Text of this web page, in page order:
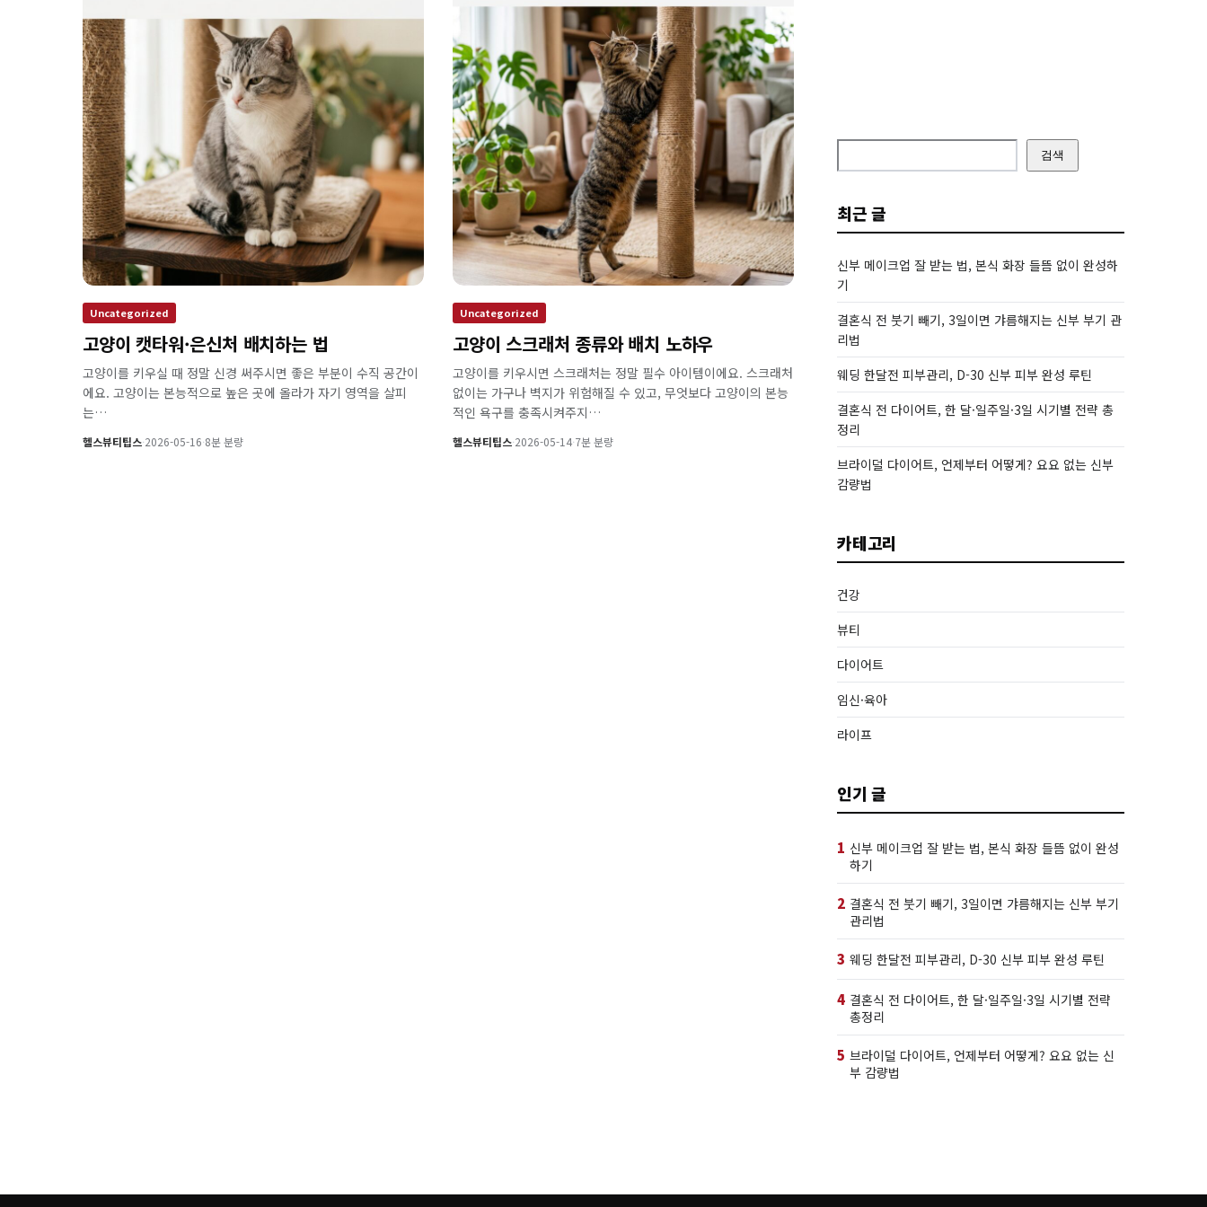
Uncategorized
고양이 캣타워·은신처 배치하는 법
고양이를 키우실 때 정말 신경 써주시면 좋은 부분이 수직 공간이
에요. 고양이는 본능적으로 높은 곳에 올라가 자기 영역을 살피
는…
헬스뷰티팁스·2026-05-16·8분 분량
Uncategorized
고양이 스크래처 종류와 배치 노하우
고양이를 키우시면 스크래처는 정말 필수 아이템이에요. 스크래처
없이는 가구나 벽지가 위험해질 수 있고, 무엇보다 고양이의 본능
적인 욕구를 충족시켜주지…
헬스뷰티팁스·2026-05-14·7분 분량
검색
최근 글
신부 메이크업 잘 받는 법, 본식 화장 들뜸 없이 완성하
기
결혼식 전 붓기 빼기, 3일이면 갸름해지는 신부 부기 관
리법
웨딩 한달전 피부관리, D-30 신부 피부 완성 루틴
결혼식 전 다이어트, 한 달·일주일·3일 시기별 전략 총
정리
브라이덜 다이어트, 언제부터 어떻게? 요요 없는 신부
감량법
카테고리
건강
뷰티
다이어트
임신·육아
라이프
인기 글
1 신부 메이크업 잘 받는 법, 본식 화장 들뜸 없이 완성
하기
2 결혼식 전 붓기 빼기, 3일이면 갸름해지는 신부 부기
관리법
3 웨딩 한달전 피부관리, D-30 신부 피부 완성 루틴
4 결혼식 전 다이어트, 한 달·일주일·3일 시기별 전략
총정리
5 브라이덜 다이어트, 언제부터 어떻게? 요요 없는 신
부 감량법